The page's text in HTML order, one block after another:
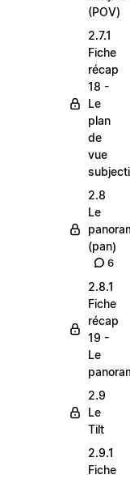
(POV)
2.7.1
Fiche
récap
18 -
Le
plan
de
vue
2.8
Le
(pan)
6
2.8.1
Fiche
récap
19 -
Le
2.9
Le
Tilt
2.9.1
Fiche